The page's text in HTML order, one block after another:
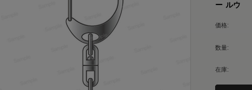
ー ルウ
価格:
数量:
在庫: